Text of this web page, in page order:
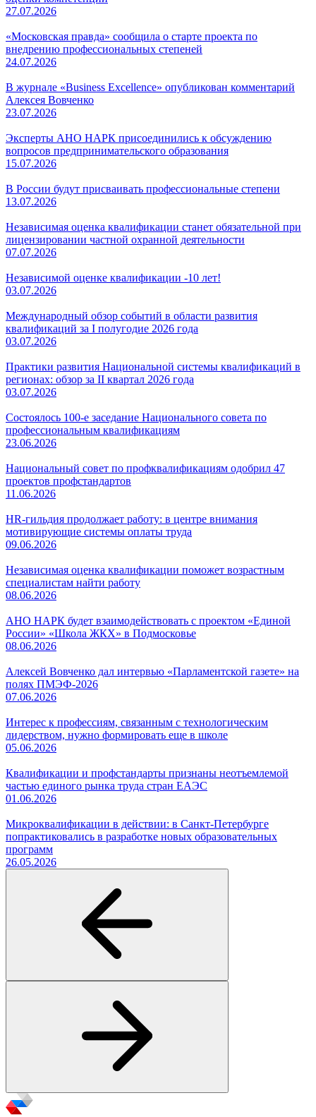
27.07.2026
«Московская правда» сообщила о старте проекта по
внедрению профессиональных степеней
24.07.2026
В журнале «Business Excellence» опубликован комментарий
Алексея Вовченко
23.07.2026
Эксперты АНО НАРК присоединились к обсуждению
вопросов предпринимательского образования
15.07.2026
В России будут присваивать профессиональные степени
13.07.2026
Независимая оценка квалификации станет обязательной при
лицензировании частной охранной деятельности
07.07.2026
Независимой оценке квалификации -10 лет!
03.07.2026
Международный обзор событий в области развития
квалификаций за I полугодие 2026 года
03.07.2026
Практики развития Национальной системы квалификаций в
регионах: обзор за II квартал 2026 года
03.07.2026
Состоялось 100-е заседание Национального совета по
профессиональным квалификациям
23.06.2026
Национальный совет по профквалификациям одобрил 47
проектов профстандартов
11.06.2026
HR-гильдия продолжает работу: в центре внимания
мотивирующие системы оплаты труда
09.06.2026
Независимая оценка квалификации поможет возрастным
специалистам найти работу
08.06.2026
АНО НАРК будет взаимодействовать с проектом «Единой
России» «Школа ЖКХ» в Подмосковье
08.06.2026
Алексей Вовченко дал интервью «Парламентской газете» на
полях ПМЭФ-2026
07.06.2026
Интерес к профессиям, связанным с технологическим
лидерством, нужно формировать еще в школе
05.06.2026
Квалификации и профстандарты признаны неотъемлемой
частью единого рынка труда стран ЕАЭС
01.06.2026
Микроквалификации в действии: в Санкт-Петербурге
попрактиковались в разработке новых образовательных
программ
26.05.2026